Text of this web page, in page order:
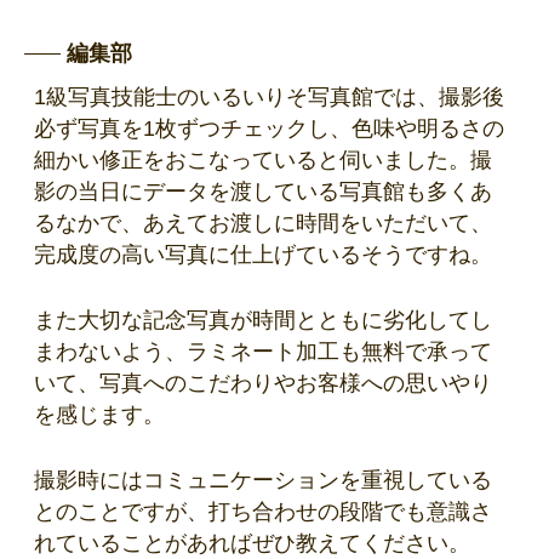
編集部
1級写真技能士のいるいりそ写真館では、撮影後
必ず写真を1枚ずつチェックし、色味や明るさの
細かい修正をおこなっていると伺いました。撮
影の当日にデータを渡している写真館も多くあ
るなかで、あえてお渡しに時間をいただいて、
完成度の高い写真に仕上げているそうですね。
また大切な記念写真が時間とともに劣化してし
まわないよう、ラミネート加工も無料で承って
いて、写真へのこだわりやお客様への思いやり
を感じます。
撮影時にはコミュニケーションを重視している
とのことですが、打ち合わせの段階でも意識さ
れていることがあればぜひ教えてください。